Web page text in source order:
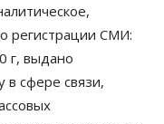
регистрации СМИ:
г, выдано
сфере связи,